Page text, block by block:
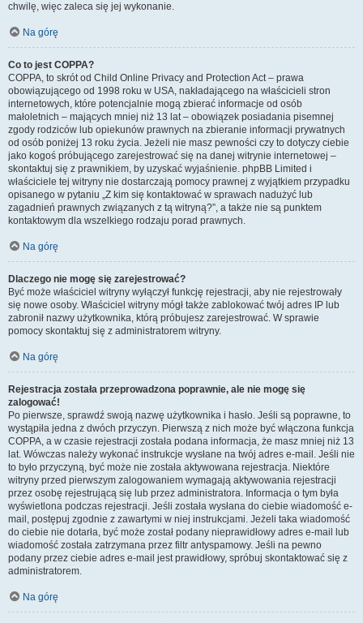
chwilę, więc zaleca się jej wykonanie.
Na górę
Co to jest COPPA?
COPPA, to skrót od Child Online Privacy and Protection Act – prawa
obowiązującego od 1998 roku w USA, nakładającego na właścicieli stron
internetowych, które potencjalnie mogą zbierać informacje od osób
małoletnich – mających mniej niż 13 lat – obowiązek posiadania pisemnej
zgody rodziców lub opiekunów prawnych na zbieranie informacji prywatnych
od osób poniżej 13 roku życia. Jeżeli nie masz pewności czy to dotyczy ciebie
jako kogoś próbującego zarejestrować się na danej witrynie internetowej –
skontaktuj się z prawnikiem, by uzyskać wyjaśnienie. phpBB Limited i
właściciele tej witryny nie dostarczają pomocy prawnej z wyjątkiem przypadku
opisanego w pytaniu „Z kim się kontaktować w sprawach nadużyć lub
zagadnień prawnych związanych z tą witryną?”, a także nie są punktem
kontaktowym dla wszelkiego rodzaju porad prawnych.
Na górę
Dlaczego nie mogę się zarejestrować?
Być może właściciel witryny wyłączył funkcję rejestracji, aby nie rejestrowały
się nowe osoby. Właściciel witryny mógł także zablokować twój adres IP lub
zabronił nazwy użytkownika, którą próbujesz zarejestrować. W sprawie
pomocy skontaktuj się z administratorem witryny.
Na górę
Rejestracja została przeprowadzona poprawnie, ale nie mogę się
zalogować!
Po pierwsze, sprawdź swoją nazwę użytkownika i hasło. Jeśli są poprawne, to
wystąpiła jedna z dwóch przyczyn. Pierwszą z nich może być włączona funkcja
COPPA, a w czasie rejestracji została podana informacja, że masz mniej niż 13
lat. Wówczas należy wykonać instrukcje wysłane na twój adres e-mail. Jeśli nie
to było przyczyną, być może nie została aktywowana rejestracja. Niektóre
witryny przed pierwszym zalogowaniem wymagają aktywowania rejestracji
przez osobę rejestrującą się lub przez administratora. Informacja o tym była
wyświetlona podczas rejestracji. Jeśli została wysłana do ciebie wiadomość e-
mail, postępuj zgodnie z zawartymi w niej instrukcjami. Jeżeli taka wiadomość
do ciebie nie dotarła, być może został podany nieprawidłowy adres e-mail lub
wiadomość została zatrzymana przez filtr antyspamowy. Jeśli na pewno
podany przez ciebie adres e-mail jest prawidłowy, spróbuj skontaktować się z
administratorem.
Na górę